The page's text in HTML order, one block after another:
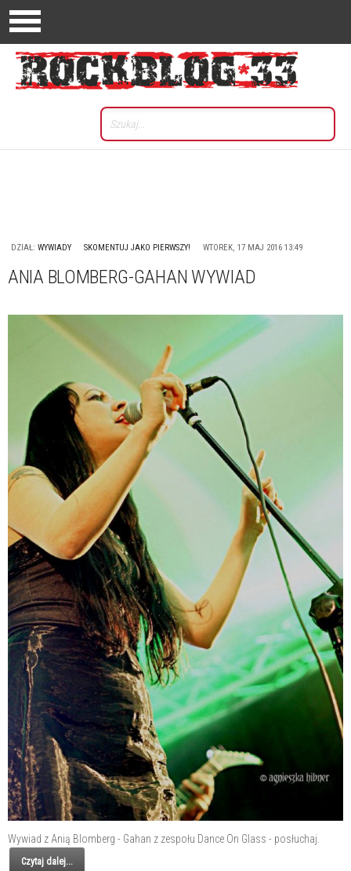
DZIAŁ: WYWIADY SKOMENTUJ JAKO PIERWSZY! WTOREK, 17 MAJ 2016 13:49
ANIA BLOMBERG-GAHAN WYWIAD
Wywiad z Anią Blomberg - Gahan z zespołu Dance On Glass - posłuchaj.
Czytaj dalej...